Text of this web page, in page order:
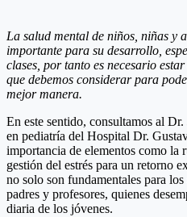
La salud mental de niños, niñas y
importante para su desarrollo,
clases, por tanto es necesario
que debemos considerar para
mejor manera.
En este sentido, consultamos al
en pediatría del Hospital Dr.
importancia de elementos como la
gestión del estrés para un retorno
no solo son fundamentales para
padres y profesores, quienes
diaria de los jóvenes.